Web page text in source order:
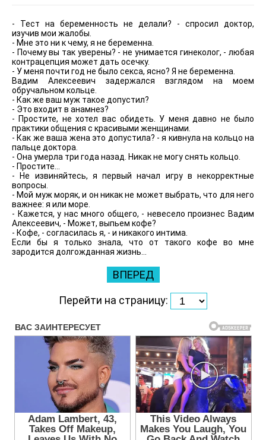
- Тест на беременность не делали? - спросил доктор,
изучив мои жалобы.
- Мне это ни к чему, я не беременна.
- Почему вы так уверены? - не унимается гинеколог, - любая
контрацепция может дать осечку.
- У меня почти год не было секса, ясно? Я не беременна.
Вадим Алексеевич задержался взглядом на моем
обручальном кольце.
- Как же ваш муж такое допустил?
- Это входит в анамнез?
- Простите, не хотел вас обидеть. У меня давно не было
практики общения с красивыми женщинами.
- Как же ваша жена это допустила? - я кивнула на кольцо на
пальце доктора.
- Она умерла три года назад. Никак не могу снять кольцо.
- Простите...
- Не извиняйтесь, я первый начал игру в некорректные
вопросы.
- Мой муж моряк, и он никак не может выбрать, что для него
важнее: я или море.
- Кажется, у нас много общего, - невесело произнес Вадим
Алексеевич, - Может, выпьем кофе?
- Кофе, - согласилась я, - и никакого интима.
Если бы я только знала, что от такого кофе во мне
зародится долгожданная жизнь...
ВПЕРЕД
Перейти на страницу: